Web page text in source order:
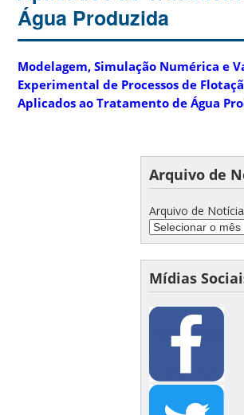
Água Produzida
Modelagem, Simulação Numérica e
Experimental de Processos de
Aplicados ao Tratamento de Água
Arquivo de
Arquivo de
Mídias